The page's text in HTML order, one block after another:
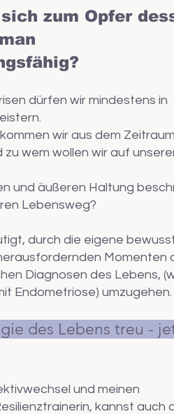
zum Opfer
dürfen wir mindestens in
wir aus dem Zeitraum
zu wem wollen wir auf
und äußeren Haltung
Lebensweg?
durch die eigene
Momenten
Diagnosen des Lebens,
Endometriose) umzugehen.
des Lebens treu -
und meinen
kannst auch